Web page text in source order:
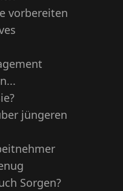
vorbereiten
jüngeren
Sorgen?